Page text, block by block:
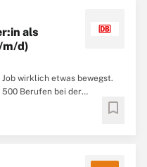
als
m/d)
wirklich etwas bewegst.
500 Berufen bei der
Berufsstarter:innen sichere
dich jetzt für ein Team, das
bookmark